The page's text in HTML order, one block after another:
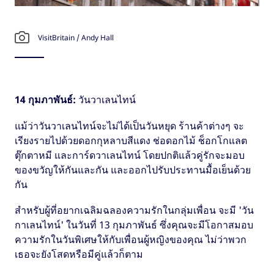
VisitBritain / Andy Hall
14 กุมภาพันธ์: วันวาเลนไทน์
แม้ว่าวันวาเลนไทน์จะไม่ได้เป็นวันหยุด ร้านค้าต่างๆ จะ
เรียงรายไปด้วยดอกกุหลาบสีแดง ช่อดอกไม้ ช็อกโกแลต
ตุ๊กตาหมี และการ์ดวาเลนไทน์ โดยปกติแล้วคู่รักจะมอบ
ของขวัญให้กันและกัน และออกไปรับประทานมื้อเย็นด้วย
กัน
สำหรับผู้ที่อยากเฉลิมฉลองความรักในกลุ่มเพื่อน จะมี 'วัน
กาเลนไทน์' ในวันที่ 13 กุมภาพันธ์ ซึ่งคุณจะมีโอกาสมอบ
ความรักในวันพิเศษให้กับเพื่อนผู้หญิงของคุณ ไม่ว่าพวก
เธอจะยังโสดหรือมีคู่แล้วก็ตาม